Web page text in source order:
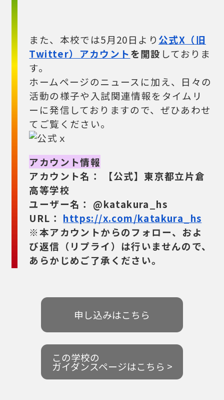
また、本校では5月20日より 公式X（旧
Twitter）アカウントを開設 しておりま
す。
ホームページのニュースに加え、日々の
活動の様子や入試関連情報をタイムリ
ーに発信しておりますので、ぜひあわせ
てご覧ください。
アカウント情報
アカウント名：
【公式】東京都立片倉
高等学校
ユーザー名： @katakura_hs
URL： https://x.com/katakura_hs
※本アカウントからのフォロー、およ
び返信（リプライ）は行いませんので、
あらかじめご了承ください。
申し込みはこちら
この学校の
ガイダンスページはこちら >